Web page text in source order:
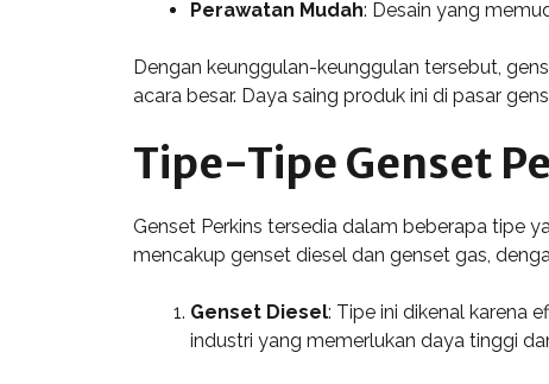
Perawatan Mudah: Desain yang
Dengan keunggulan-keunggulan tersebut,
acara besar. Daya saing produk ini di pasar
Tipe-Tipe Genset
Genset Perkins tersedia dalam beberapa tipe
mencakup genset diesel dan genset gas,
Genset Diesel: Tipe ini dikenal karena
industri yang memerlukan daya tinggi